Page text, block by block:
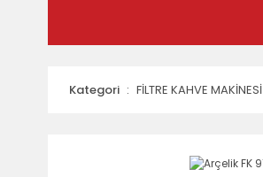
Kategori FİLTRE KAHVE MAKİNESİ